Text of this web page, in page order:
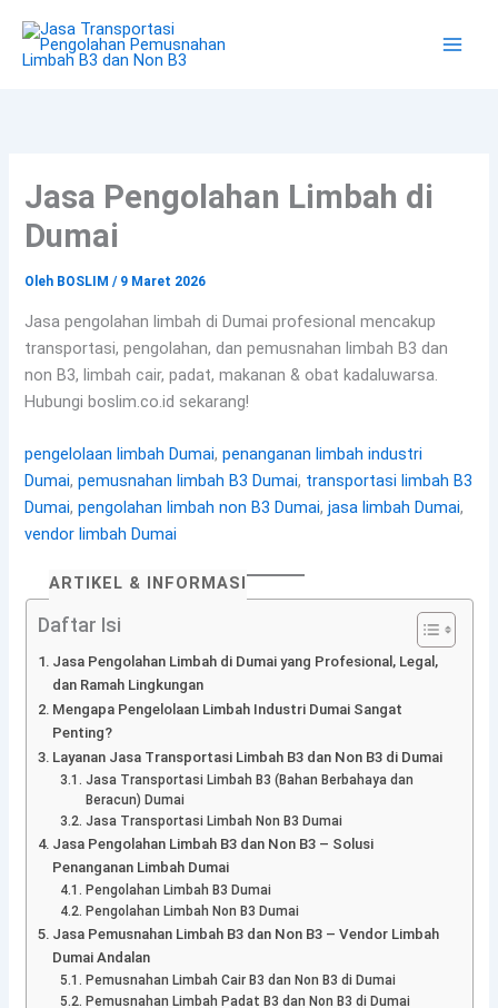
konten
Jasa Pengolahan Limbah di
Dumai
Oleh BOSLIM/ 9 Maret 2026
Jasa pengolahan limbah di Dumai profesional mencakup
transportasi, pengolahan, dan pemusnahan limbah B3 dan
non B3, limbah cair, padat, makanan & obat kadaluwarsa.
Hubungi boslim.co.id sekarang!
pengelolaan limbah Dumai,penanganan limbah industri
Dumai,pemusnahan limbah B3 Dumai, transportasi limbah B3
Dumai,pengolahan limbah non B3 Dumai,jasa limbah Dumai,
vendor limbah Dumai
ARTIKEL & INFORMASI
Daftar Isi
Jasa Pengolahan Limbah di Dumai yang Profesional, Legal,
dan Ramah Lingkungan
Mengapa Pengelolaan Limbah Industri Dumai Sangat
Penting?
Layanan Jasa Transportasi Limbah B3 dan Non B3 di Dumai
Jasa Transportasi Limbah B3 (Bahan Berbahaya dan
Beracun) Dumai
Jasa Transportasi Limbah Non B3 Dumai
Jasa Pengolahan Limbah B3 dan Non B3 – Solusi
Penanganan Limbah Dumai
Pengolahan Limbah B3 Dumai
Pengolahan Limbah Non B3 Dumai
Jasa Pemusnahan Limbah B3 dan Non B3 – Vendor Limbah
Dumai Andalan
Pemusnahan Limbah Cair B3 dan Non B3 di Dumai
Pemusnahan Limbah Padat B3 dan Non B3 di Dumai